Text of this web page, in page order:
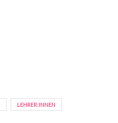
LEHRER:INNEN